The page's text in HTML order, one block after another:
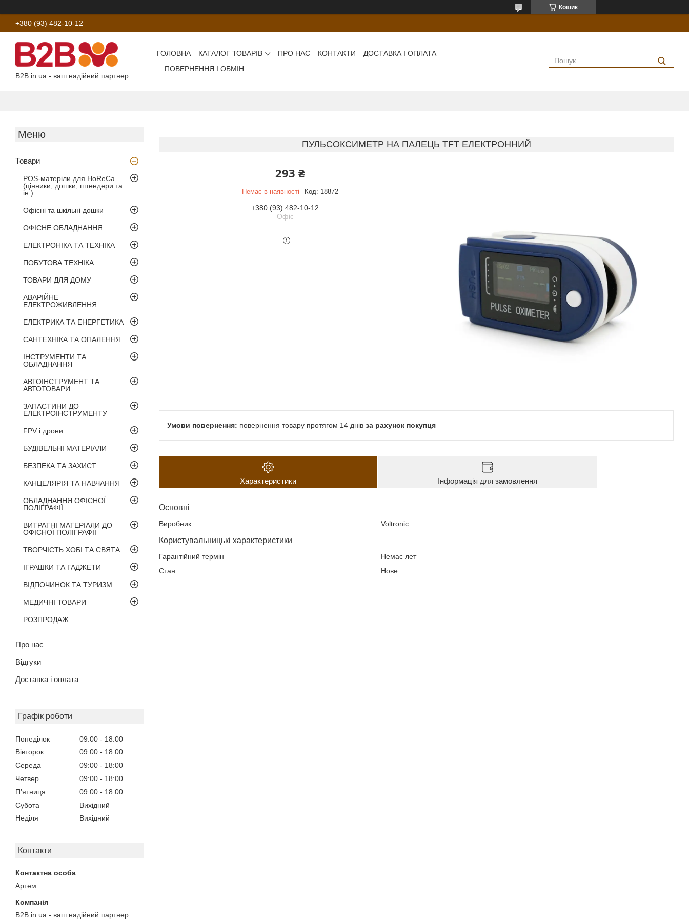
Кошик
+380 (93) 482-10-12
B2B.in.ua - ваш надійний партнер
ГОЛОВНА КАТАЛОГ ТОВАРІВ ПРО НАС КОНТАКТИ
ДОСТАВКА І ОПЛАТА
ПОВЕРНЕННЯ І ОБМІН
Товари
POS-матеріли для HoReCa
(цінники, дошки, штендери та
ін.)
Офісні та шкільні дошки
ОФІСНЕ ОБЛАДНАННЯ
ЕЛЕКТРОНІКА ТА ТЕХНІКА
ПОБУТОВА ТЕХНІКА
ТОВАРИ ДЛЯ ДОМУ
АВАРІЙНЕ
ЕЛЕКТРОЖИВЛЕННЯ
ЕЛЕКТРИКА ТА ЕНЕРГЕТИКА
САНТЕХНІКА ТА ОПАЛЕННЯ
ІНСТРУМЕНТИ ТА
ОБЛАДНАННЯ
АВТОІНСТРУМЕНТ ТА
АВТОТОВАРИ
ЗАПАСТИНИ ДО
ЕЛЕКТРОІНСТРУМЕНТУ
FPV і дрони
БУДІВЕЛЬНІ МАТЕРІАЛИ
БЕЗПЕКА ТА ЗАХИСТ
КАНЦЕЛЯРІЯ ТА НАВЧАННЯ
ОБЛАДНАННЯ ОФІСНОЇ
ПОЛІГРАФІЇ
ВИТРАТНІ МАТЕРІАЛИ ДО
ОФІСНОЇ ПОЛІГРАФІЇ
ТВОРЧІСТЬ ХОБІ ТА СВЯТА
ІГРАШКИ ТА ГАДЖЕТИ
ВІДПОЧИНОК ТА ТУРИЗМ
МЕДИЧНІ ТОВАРИ
РОЗПРОДАЖ
Про нас
Відгуки
Доставка і оплата
Графік роботи
Понеділок 09:00
18:00
Вівторок
09:00
18:00
Середа
09:00
18:00
Четвер
09:00
18:00
Пʼятниця
09:00
18:00
Субота
Вихідний
Неділя
Вихідний
Контакти
Артем
B2B.in.ua - ваш надійний партнер
ПУЛЬСОКСИМЕТР НА ПАЛЕЦЬ TFT ЕЛЕКТРОННИЙ
293 ₴
Немає в наявності Код: 18872
+380 (93) 482-10-12
Офіс
повернення товару протягом 14 днів за рахунок покупця
Характеристики Інформація для замовлення
Основні
Виробник Voltronic
Користувальницькі характеристики
Гарантійний термін
Немає лет
Стан
Нове